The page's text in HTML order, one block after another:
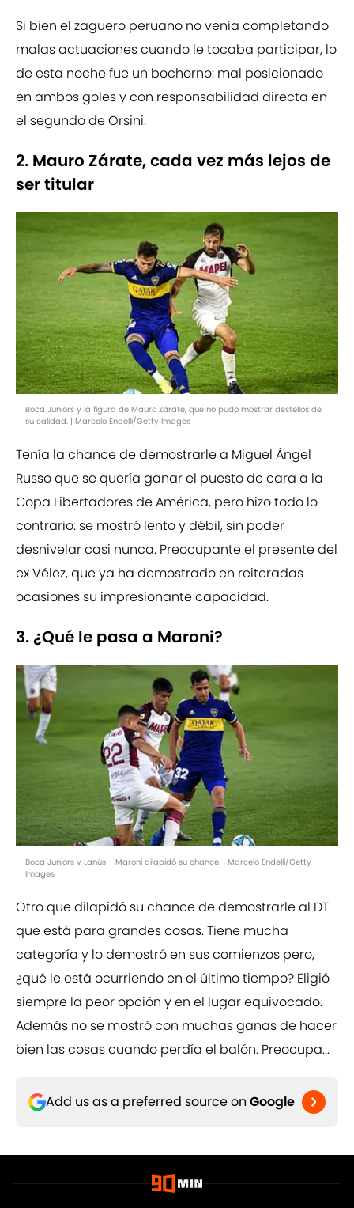
Si bien el zaguero peruano no venía completando
malas actuaciones cuando le tocaba participar, lo
de esta noche fue un bochorno: mal posicionado
en ambos goles y con responsabilidad directa en
el segundo de Orsini.
2. Mauro Zárate, cada vez más lejos de
ser titular
Boca Juniors y la figura de Mauro Zárate, que no pudo mostrar destellos de
su calidad. | Marcelo Endelli/Getty Images
Tenía la chance de demostrarle a Miguel Ángel
Russo que se quería ganar el puesto de cara a la
Copa Libertadores de América, pero hizo todo lo
contrario: se mostró lento y débil, sin poder
desnivelar casi nunca. Preocupante el presente del
ex Vélez, que ya ha demostrado en reiteradas
ocasiones su impresionante capacidad.
3. ¿Qué le pasa a Maroni?
Boca Juniors v Lanús - Maroni dilapidó su chance. | Marcelo Endelli/Getty
Images
Otro que dilapidó su chance de demostrarle al DT
que está para grandes cosas. Tiene mucha
categoría y lo demostró en sus comienzos pero,
¿qué le está ocurriendo en el último tiempo? Eligió
siempre la peor opción y en el lugar equivocado.
Además no se mostró con muchas ganas de hacer
bien las cosas cuando perdía el balón. Preocupa...
Add us as a preferred source on Google